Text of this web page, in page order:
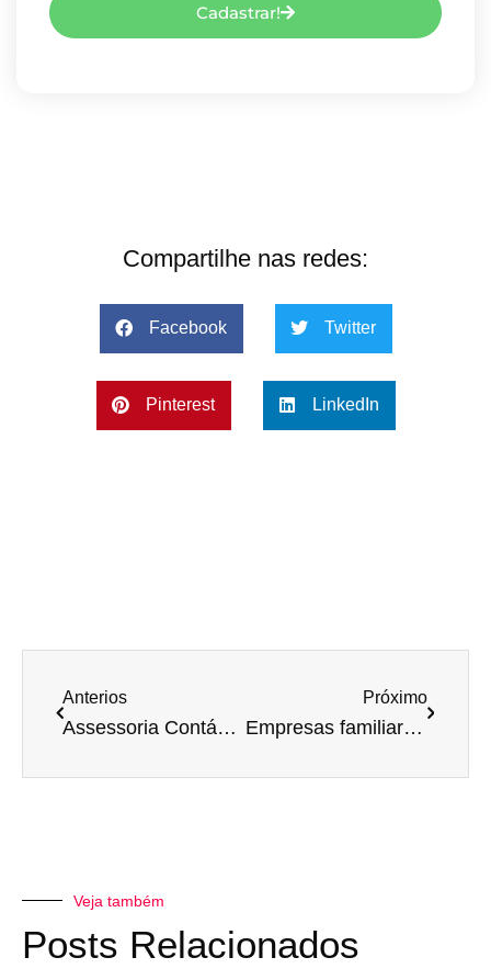
Cadastrar!
Compartilhe nas redes:
Facebook Twitter
Pinterest LinkedIn
Anterios
Assessoria Contábil Especializada em Prestadores de Serviços – Quais as vantagens?
Próximo
Empresas familiares – Saiba o que é necessário para vencer!
Veja também
Posts Relacionados